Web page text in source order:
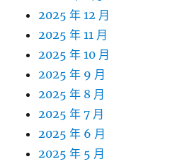
2025 年 12 月
2025 年 11 月
2025 年 10 月
2025 年 9 月
2025 年 8 月
2025 年 7 月
2025 年 6 月
2025 年 5 月